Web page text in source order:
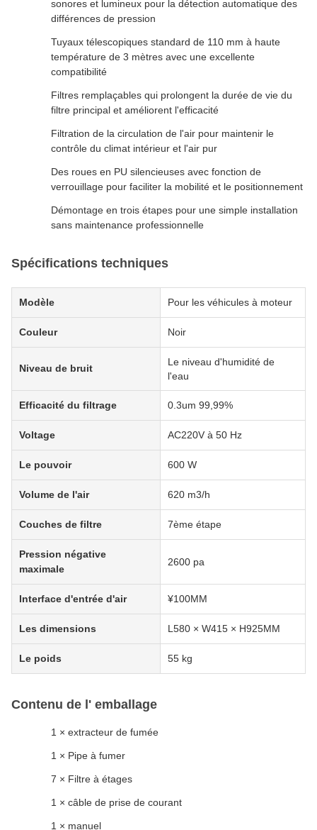
sonores et lumineux pour la détection automatique des
différences de pression
Tuyaux télescopiques standard de 110 mm à haute
température de 3 mètres avec une excellente
compatibilité
Filtres remplaçables qui prolongent la durée de vie du
filtre principal et améliorent l'efficacité
Filtration de la circulation de l'air pour maintenir le
contrôle du climat intérieur et l'air pur
Des roues en PU silencieuses avec fonction de
verrouillage pour faciliter la mobilité et le positionnement
Démontage en trois étapes pour une simple installation
sans maintenance professionnelle
Spécifications techniques
Modèle Pour les véhicules à moteur
Couleur Noir
Niveau de bruit
Le niveau d'humidité de
l'eau
Efficacité du filtrage 0.3um 99,99%
Voltage AC220V à 50 Hz
Le pouvoir 600 W
Volume de l'air 620 m3/h
Couches de filtre 7ème étape
Pression négative
maximale
2600 pa
Interface d'entrée d'air ¥100MM
Les dimensions L580 × W415 × H925MM
Le poids 55 kg
Contenu de l' emballage
1 × extracteur de fumée
1 × Pipe à fumer
7 × Filtre à étages
1 × câble de prise de courant
1 × manuel